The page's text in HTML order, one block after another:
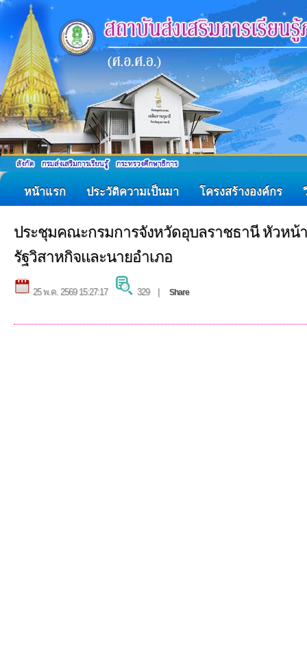
หน้าแรก ประวัติความเป็นมา โครงสร้างองค์กร
ประชุมคณะกรมการจังหวัดอุบลราชธานี หัวหน้
รัฐวิสาหกิจและนายอำเภอ
25 พ.ค. 2569 15:27:17 329 | Share